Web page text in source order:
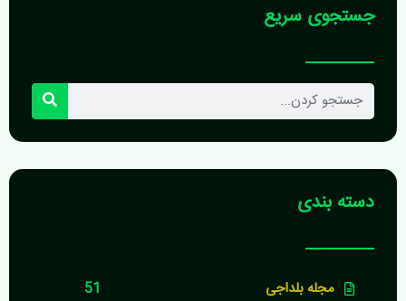
جستجوی سریع
جستجو
کردن
دسته بندی
مجله بلداجی 51